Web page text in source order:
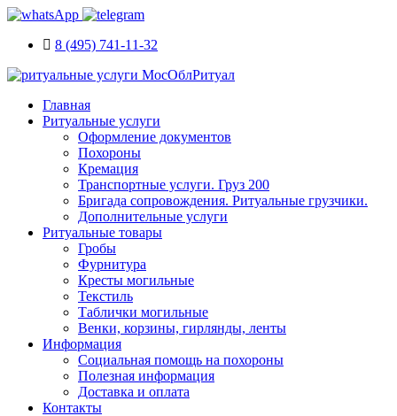
8 (495) 741-11-32
Главная
Ритуальные услуги
Оформление документов
Похороны
Кремация
Транспортные услуги. Груз 200
Бригада сопровождения. Ритуальные грузчики.
Дополнительные услуги
Ритуальные товары
Гробы
Фурнитура
Кресты могильные
Текстиль
Таблички могильные
Венки, корзины, гирлянды, ленты
Информация
Социальная помощь на похороны
Полезная информация
Доставка и оплата
Контакты